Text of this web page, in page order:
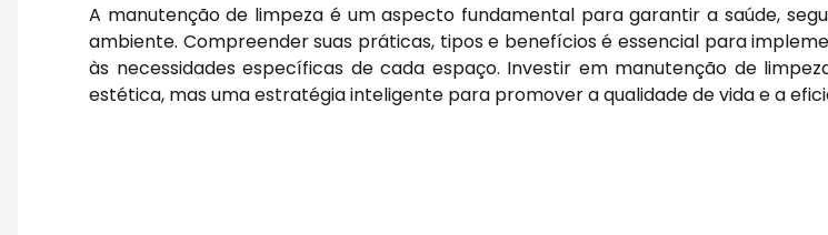
A manutenção de limpeza é um aspecto fundamental para garantir a saúde,
ambiente. Compreender suas práticas, tipos e benefícios é essencial para
às necessidades específicas de cada espaço. Investir em manutenção de
estética, mas uma estratégia inteligente para promover a qualidade de vida e a